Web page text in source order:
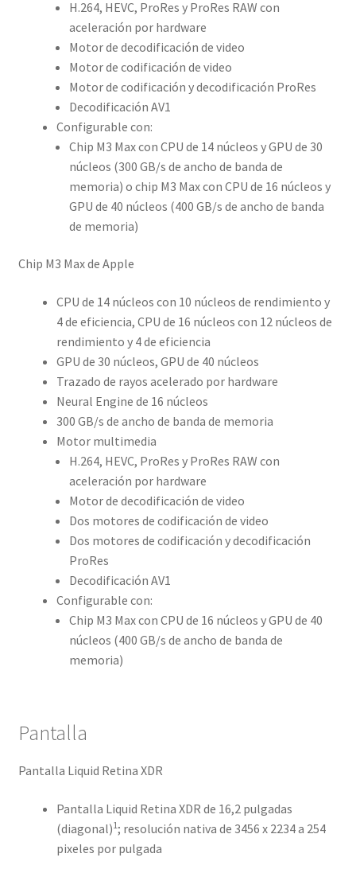
H.264, HEVC, ProRes y ProRes RAW con
aceleración por hardware
Motor de decodificación de video
Motor de codificación de video
Motor de codificación y decodificación ProRes
Decodificación AV1
Configurable con:
Chip M3 Max con CPU de 14 núcleos y GPU de 30
núcleos (300 GB/s de ancho de banda de
memoria) o chip M3 Max con CPU de 16 núcleos y
GPU de 40 núcleos (400 GB/s de ancho de banda
de memoria)
Chip M3 Max de Apple
CPU de 14 núcleos con 10 núcleos de rendimiento y
4 de eficiencia, CPU de 16 núcleos con 12 núcleos de
rendimiento y 4 de eficiencia
GPU de 30 núcleos, GPU de 40 núcleos
Trazado de rayos acelerado por hardware
Neural Engine de 16 núcleos
300 GB/s de ancho de banda de memoria
Motor multimedia
H.264, HEVC, ProRes y ProRes RAW con
aceleración por hardware
Motor de decodificación de video
Dos motores de codificación de video
Dos motores de codificación y decodificación
ProRes
Decodificación AV1
Configurable con:
Chip M3 Max con CPU de 16 núcleos y GPU de 40
núcleos (400 GB/s de ancho de banda de
memoria)
Pantalla
Pantalla Liquid Retina XDR
Pantalla Liquid Retina XDR de 16,2 pulgadas
(diagonal)1; resolución nativa de 3456 x 2234 a 254
pixeles por pulgada